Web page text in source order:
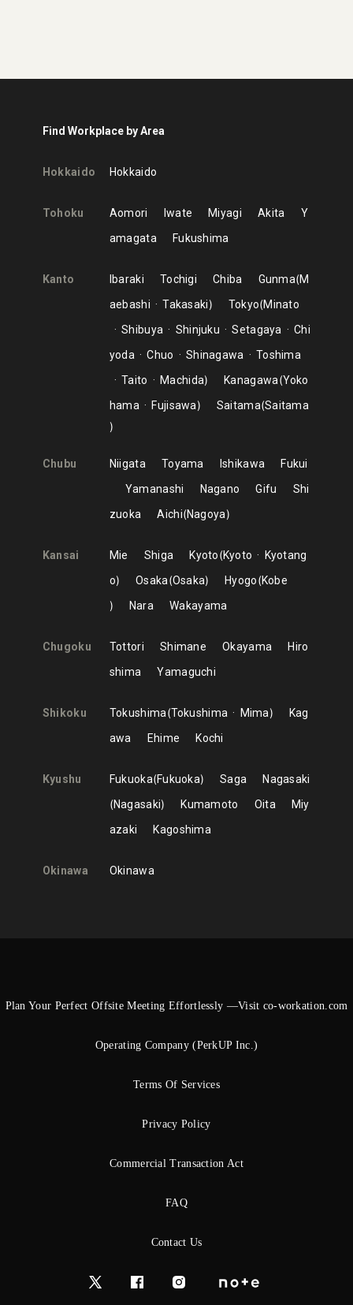
Find Workplace by Area
Hokkaido Hokkaido
Tohoku Aomori Iwate Miyagi Akita
Y
amagata
Fukushima
Kanto Ibaraki Tochigi Chiba Gunma M
aebashi
Takasaki Tokyo Minato
Shibuya
Shinjuku Setagaya
Chi
yoda
Chuo Shinagawa
Toshima
Taito
Machida Kanagawa Yoko
hama
Fujisawa Saitama Saitama
Chubu Niigata Toyama Ishikawa
Fukui
Yamanashi
Nagano Gifu
Shi
zuoka
Aichi Nagoya
Kansai Mie Shiga Kyoto Kyoto
Kyotang
o
Osaka Osaka Hyogo Kobe
Nara
Wakayama
Chugoku Tottori Shimane Okayama
Hiro
shima
Yamaguchi
Shikoku Tokushima Tokushima Mima
Kag
awa
Ehime Kochi
Kyushu Fukuoka Fukuoka Saga
Nagasaki
Nagasaki
Kumamoto Oita
Miy
azaki
Kagoshima
Okinawa Okinawa
Plan Your Perfect Offsite Meeting Effortlessly —Visit co-workation.com
Operating Company (PerkUP Inc.)
Terms Of Services
Privacy Policy
Commercial Transaction Act
FAQ
Contact Us